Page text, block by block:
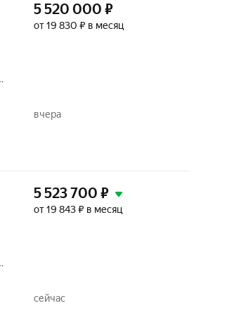
5 520 000 ₽
от 19 830 ₽ в месяц
вчера
5 523 700 ₽
от 19 843 ₽ в месяц
сейчас